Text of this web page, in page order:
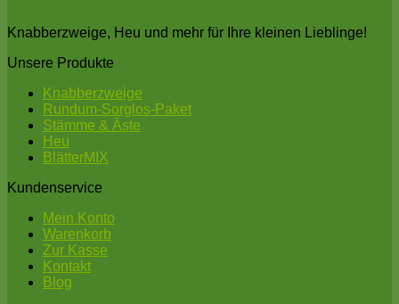
Knabberzweige, Heu und mehr für Ihre kleinen Lieblinge!
Unsere Produkte
Knabberzweige
Rundum-Sorglos-Paket
Stämme & Äste
Heu
BlätterMIX
Kundenservice
Mein Konto
Warenkorb
Zur Kasse
Kontakt
Blog